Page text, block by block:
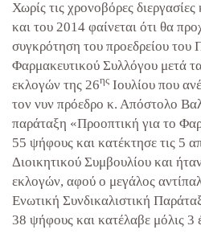
Χωρίς τις χρονοβόρες
και του 2014 φαίνεται ότι θα
συγκρότηση του προεδρείου του
Φαρμακευτικού Συλλόγου μετά
εκλογών της 26ης Ιουλίου που
τον νυν πρόεδρο κ. Απόστολο
παράταξη «Προοπτική για το
55 ψήφους και κατέκτησε τις 5
Διοικητικού Συμβουλίου και
εκλογών, αφού ο μεγάλος
Ενωτική Συνδικαλιστική
38 ψήφους και κατέλαβε μόλις 3